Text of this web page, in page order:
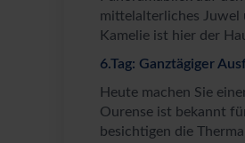
mittelalterliches Juwel
Kamelie ist hier der
6.Tag: Ganztägiger
Heute machen Sie
Ourense ist bekannt
besichtigen die